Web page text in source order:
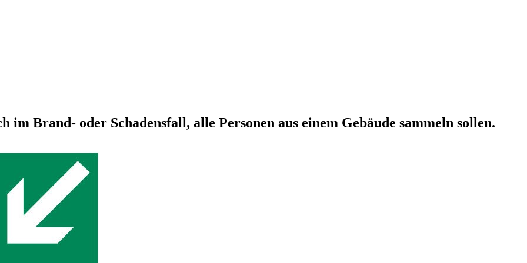
im Brand- oder Schadensfall, alle Personen aus einem Gebäude sammeln sollen.